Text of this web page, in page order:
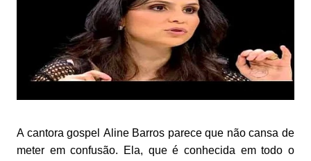
A cantora gospel Aline Barros parece que não cansa de
meter em confusão. Ela, que é conhecida em todo o